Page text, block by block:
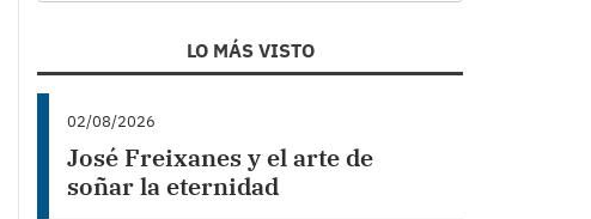
LO MÁS VISTO
02/08/2026
José Freixanes y el arte de
soñar la eternidad